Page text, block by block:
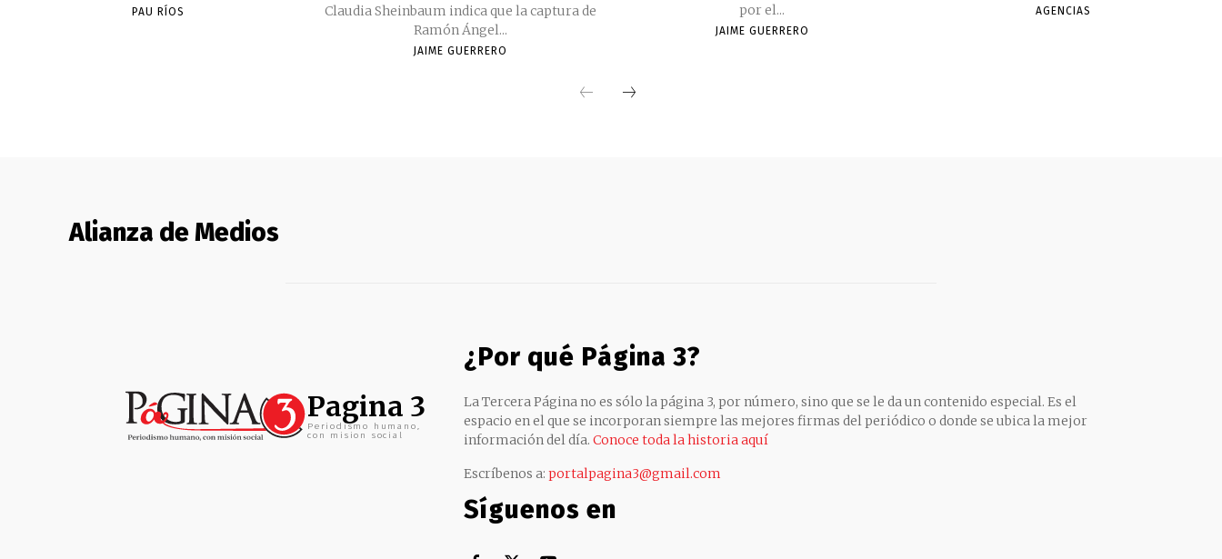
PAU RÍOS
Claudia Sheinbaum indica que la captura de
Ramón Ángel...
JAIME GUERRERO
por el...
JAIME GUERRERO
AGENCIAS
Alianza de Medios
Pagina 3
Periodismo humano,
con mision social
¿Por qué Página 3?
La Tercera Página no es sólo la página 3, por número, sino que se le da un contenido especial. Es el
espacio en el que se incorporan siempre las mejores firmas del periódico o donde se ubica la mejor
información del día. Conoce toda la historia aquí
Escríbenos a: portalpagina3@gmail.com
Síguenos en